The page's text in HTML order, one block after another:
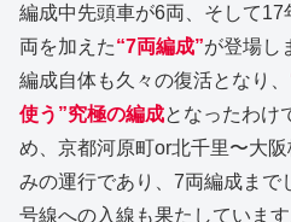
編成中先頭車が6両、そして
両を加えた“7両編成”が登場し
編成自体も久々の復活となり、
使う”究極の編成となったわけ
め、京都河原町or北千里〜大
みの運行であり、7両編成まで
号線への入線も果たしています